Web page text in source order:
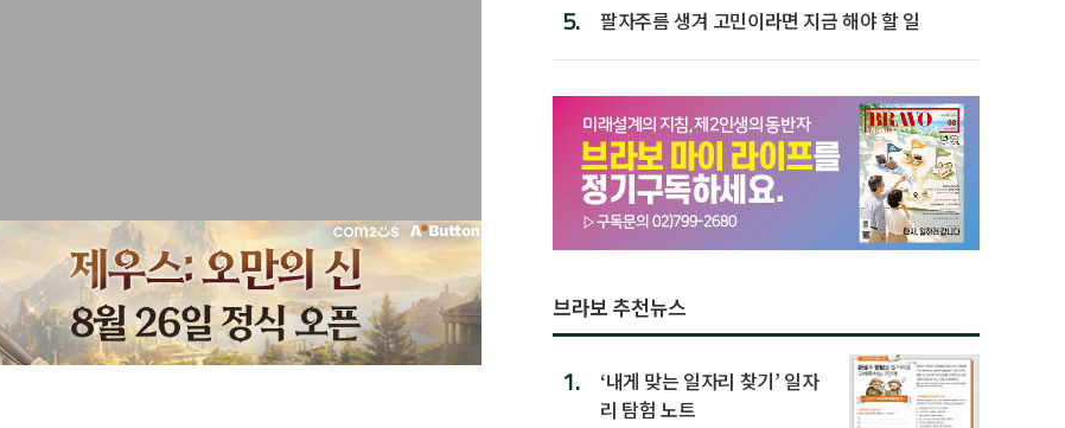
5. 팔자주름 생겨 고민이라면 지금 해야 할 일
브라보 추천뉴스
1.
‘내게 맞는 일자리 찾기’ 일자
리 탐험 노트